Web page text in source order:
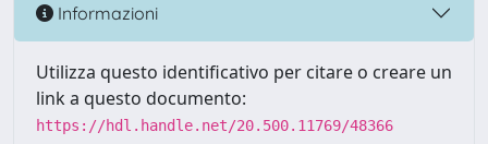
Informazioni
Utilizza questo identificativo per citare o creare un
link a questo documento:
https://hdl.handle.net/20.500.11769/48366